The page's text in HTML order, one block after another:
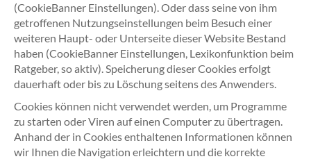
(CookieBanner Einstellungen). Oder dass seine von ihm
getroffenen Nutzungseinstellungen beim Besuch einer
weiteren Haupt- oder Unterseite dieser Website Bestand
haben (CookieBanner Einstellungen, Lexikonfunktion beim
Ratgeber, so aktiv). Speicherung dieser Cookies erfolgt
dauerhaft oder bis zu Löschung seitens des Anwenders.
Cookies können nicht verwendet werden, um Programme
zu starten oder Viren auf einen Computer zu übertragen.
Anhand der in Cookies enthaltenen Informationen können
wir Ihnen die Navigation erleichtern und die korrekte